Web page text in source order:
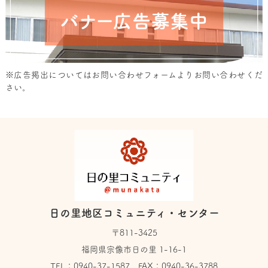
※広告掲出については お問い合わせフォーム よりお問い合わせくだ
さい。
日の里地区コミュニティ・センター
〒811-3425
福岡県宗像市日の里 1-16-1